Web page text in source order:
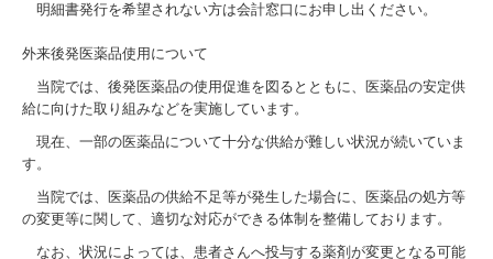
明細書発行を希望されない方は会計窓口にお申し出ください。
外来後発医薬品使用について
当院では、後発医薬品の使用促進を図るとともに、医薬品の安定供
給に向けた取り組みなどを実施しています。
現在、一部の医薬品について十分な供給が難しい状況が続いていま
す。
当院では、医薬品の供給不足等が発生した場合に、医薬品の処方等
の変更等に関して、適切な対応ができる体制を整備しております。
なお、状況によっては、患者さんへ投与する薬剤が変更となる可能